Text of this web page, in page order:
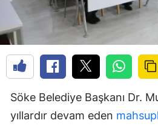
Söke Belediye Başkanı Dr.
yıllardır devam eden